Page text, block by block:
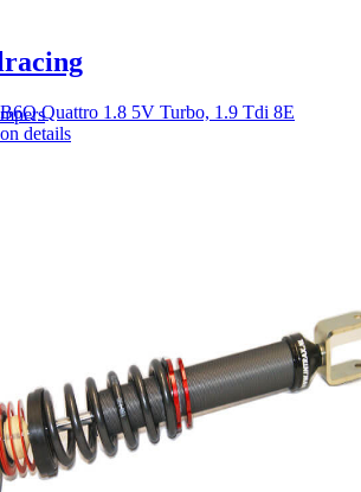
Quattro 1.8 5V Turbo, 1.9 Tdi 8E
details